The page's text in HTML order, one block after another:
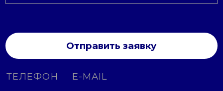
Отправить заявку
ТЕЛЕФОН E-MAIL